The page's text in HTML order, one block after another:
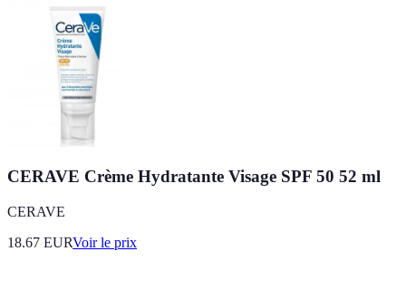
CERAVE Crème Hydratante Visage SPF 50 52 ml
CERAVE
18.67 EURVoir le prix